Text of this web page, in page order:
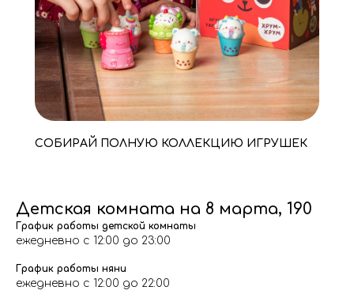
СОБИРАЙ ПОЛНУЮ КОЛЛЕКЦИЮ ИГРУШЕК
Детская комната на 8 марта, 190
График работы детской комнаты
ежедневно с 12:00 до 23:00
График работы няни
ежедневно с 12:00 до 22:00